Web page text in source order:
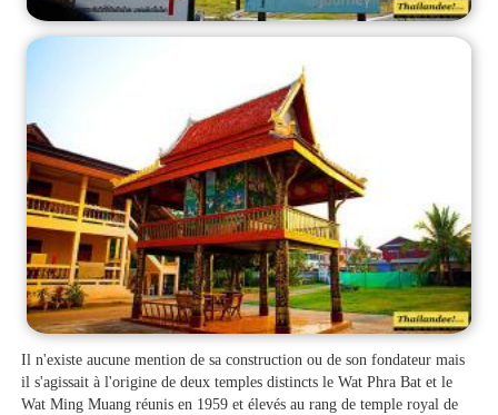
Il n'existe aucune mention de sa construction ou de son fondateur mais
il s'agissait à l'origine de deux temples distincts le Wat Phra Bat et le
Wat Ming Muang réunis en 1959 et élevés au rang de temple royal de